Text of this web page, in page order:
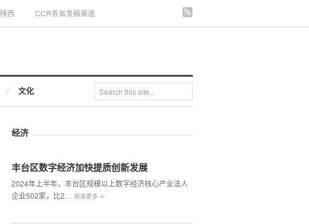
陕西 CCR各省发稿渠道
文化
经济
丰台区数字经济加快提质创新发展
2024年上半年，丰台区规模以上数字经济核心产业法人
企业502家，比2…
阅读更多 »